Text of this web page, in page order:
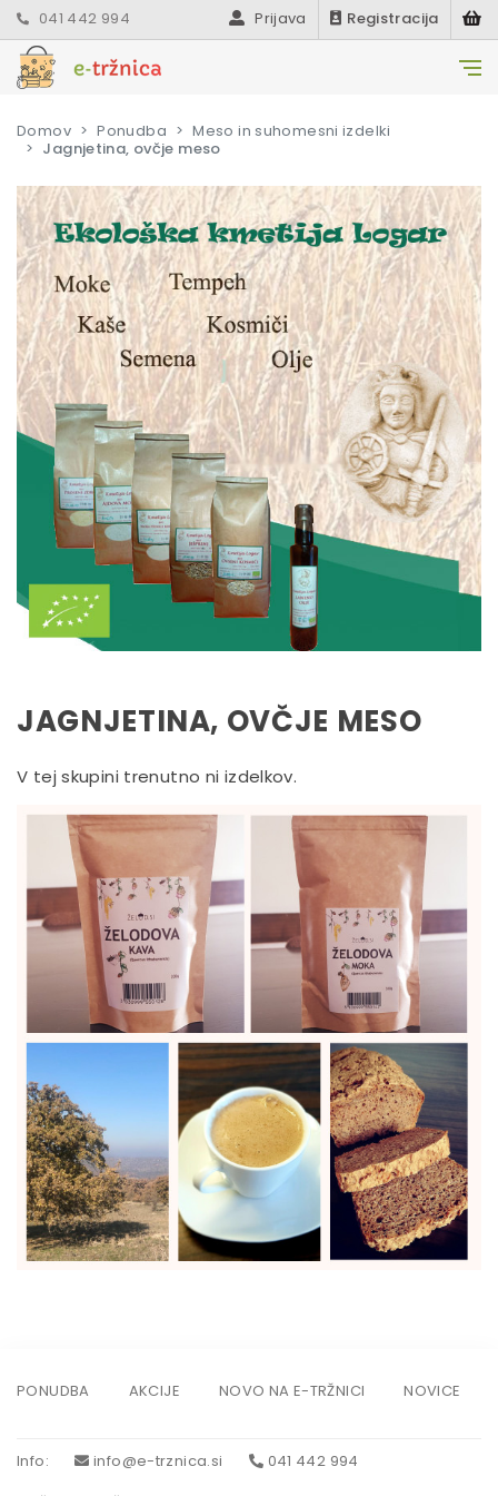
041 442 994 Prijava Registracija
Domov Ponudba
Meso in suhomesni izdelki
Jagnjetina, ovčje meso
JAGNJETINA, OVČJE MESO
V tej skupini trenutno ni izdelkov.
PONUDBA AKCIJE NOVO NA E-TRŽNICI NOVICE
Info: info@e-trznica.si
041 442 994